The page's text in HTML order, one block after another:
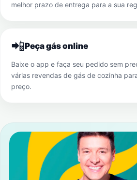
melhor prazo de entrega para a sua
📲Peça gás online
Baixe o app e faça seu pedido sem
várias revendas de gás de cozinha
preço.